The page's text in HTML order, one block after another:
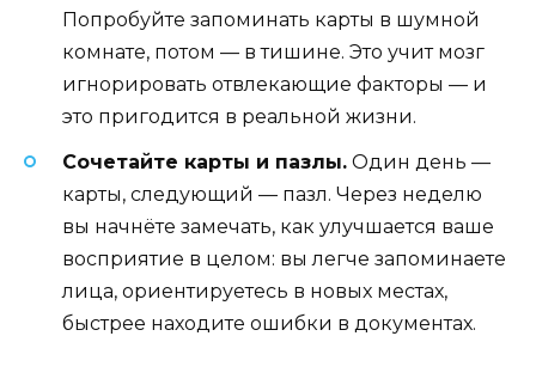
Попробуйте запоминать карты в шумной
комнате, потом — в тишине. Это учит мозг
игнорировать отвлекающие факторы — и
это пригодится в реальной жизни.
Сочетайте карты и пазлы. Один день —
карты, следующий — пазл. Через неделю
вы начнёте замечать, как улучшается ваше
восприятие в целом: вы легче запоминаете
лица, ориентируетесь в новых местах,
быстрее находите ошибки в документах.